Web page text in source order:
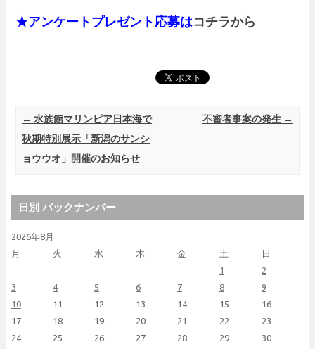
★アンケートプレゼント応募はコチラから
Post navigation
← 水族館マリンピア日本海で
秋期特別展示「新潟のサンシ
ョウウオ」開催のお知らせ
不審者事案の発生 →
日別 バックナンバー
2026年8月
月
火 水 木 金 土 日
1
2
3
4 5 6 7 8
9
10
11 12 13 14 15
16
17
18 19 20 21 22
23
24
25 26 27 28 29
30